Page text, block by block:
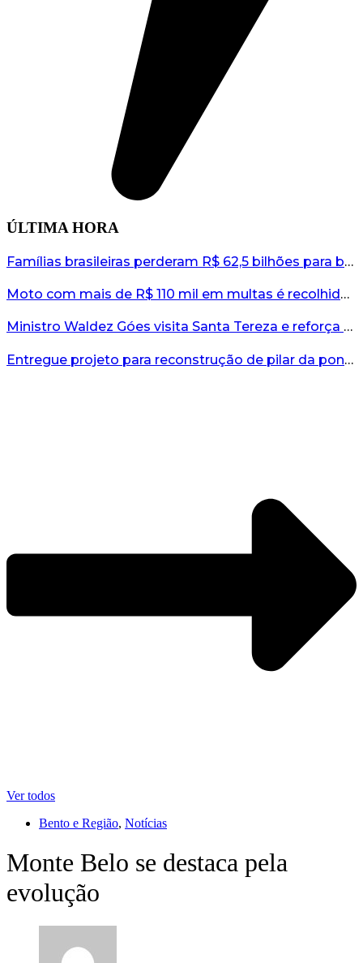
ÚLTIMA HORA
Famílias brasileiras perderam R$ 62,5 bilhões para bets em 2025, diz estudo...
Moto com mais de R$ 110 mil em multas é recolhida no interior do RS...
Ministro Waldez Góes visita Santa Tereza e reforça apoio federal à reconstrução do município...
Entregue projeto para reconstrução de pilar da ponte entre Encantado e Muçum...
Ver todos
Bento e Região, Notícias
Monte Belo se destaca pela
evolução